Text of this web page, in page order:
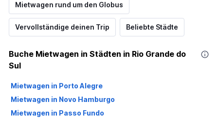
Mietwagen rund um den Globus
Vervollständige deinen Trip Beliebte Städte
Buche Mietwagen in Städten in Rio Grande do
Sul
Mietwagen in Porto Alegre
Mietwagen in Novo Hamburgo
Mietwagen in Passo Fundo